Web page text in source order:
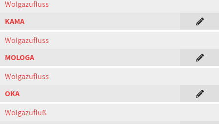
Wolgazufluss
KAMA
Wolgazufluss
MOLOGA
Wolgazufluss
OKA
Wolgazufluß